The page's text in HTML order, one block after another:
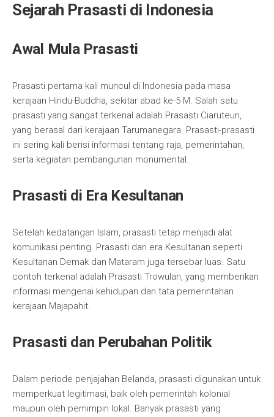
Sejarah Prasasti di Indonesia
Awal Mula Prasasti
Prasasti pertama kali muncul di Indonesia pada masa
kerajaan Hindu-Buddha, sekitar abad ke-5 M. Salah satu
prasasti yang sangat terkenal adalah Prasasti Ciaruteun,
yang berasal dari kerajaan Tarumanegara. Prasasti-prasasti
ini sering kali berisi informasi tentang raja, pemerintahan,
serta kegiatan pembangunan monumental.
Prasasti di Era Kesultanan
Setelah kedatangan Islam, prasasti tetap menjadi alat
komunikasi penting. Prasasti dari era Kesultanan seperti
Kesultanan Demak dan Mataram juga tersebar luas. Satu
contoh terkenal adalah Prasasti Trowulan, yang memberikan
informasi mengenai kehidupan dan tata pemerintahan
kerajaan Majapahit.
Prasasti dan Perubahan Politik
Dalam periode penjajahan Belanda, prasasti digunakan untuk
memperkuat legitimasi, baik oleh pemerintah kolonial
maupun oleh pemimpin lokal. Banyak prasasti yang